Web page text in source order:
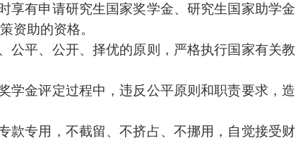
享有申请研究生国家奖学金、研究生国家助学金
资助的资格。
公平、公开、择优的原则，严格执行国家有关教
学金评定过程中，违反公平原则和职责要求，造
款专用，不截留、不挤占、不挪用，自觉接受财